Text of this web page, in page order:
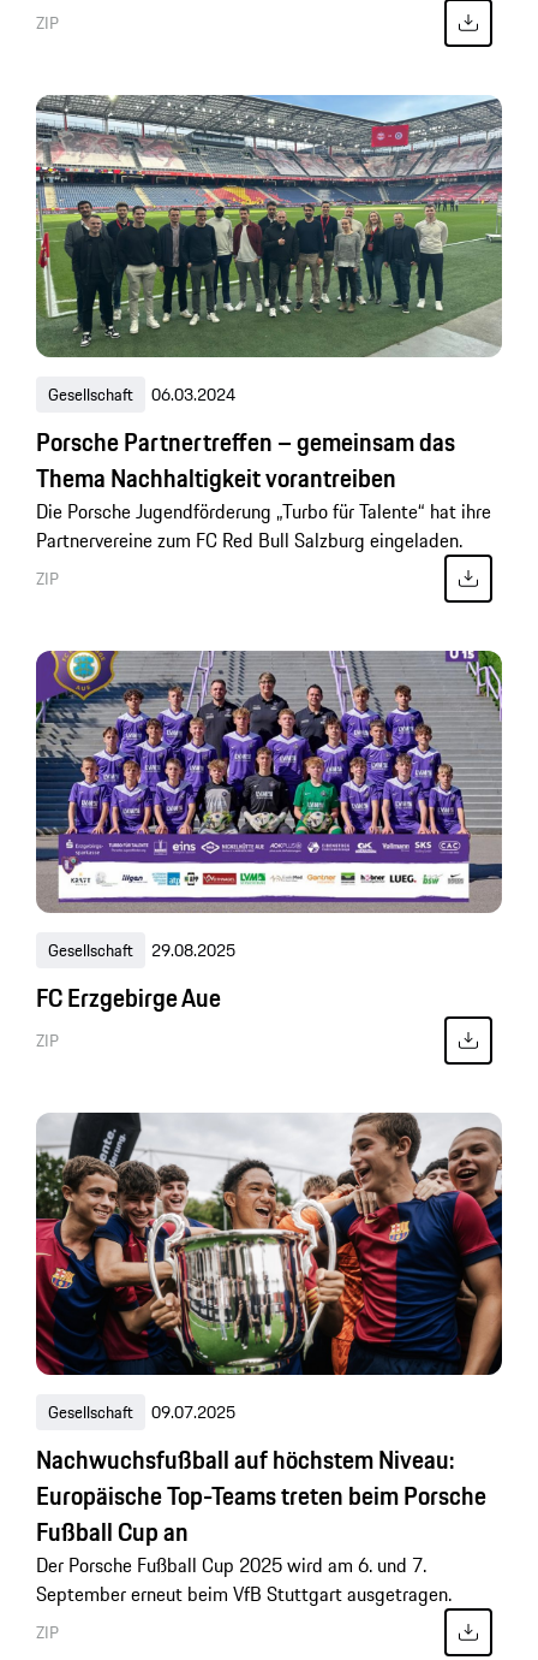
ZIP
Gesellschaft 06.03.2024
Porsche Partnertreffen – gemeinsam das
Thema Nachhaltigkeit vorantreiben
Die Porsche Jugendförderung „Turbo für Talente“ hat ihre
Partnervereine zum FC Red Bull Salzburg eingeladen.
ZIP
Gesellschaft 29.08.2025
FC Erzgebirge Aue
ZIP
Gesellschaft 09.07.2025
Nachwuchsfußball auf höchstem Niveau:
Europäische Top-Teams treten beim Porsche
Fußball Cup an
Der Porsche Fußball Cup 2025 wird am 6. und 7.
September erneut beim VfB Stuttgart ausgetragen.
ZIP